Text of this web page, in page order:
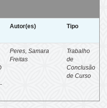
Autor(es) Tipo
Peres, Samara
Freitas
Trabalho
de
Conclusão
de Curso